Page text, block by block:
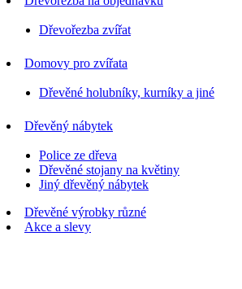
Dřevořezba zvířat
Domovy pro zvířata
Dřevěné holubníky, kurníky a jiné
Dřevěný nábytek
Police ze dřeva
Dřevěné stojany na květiny
Jiný dřevěný nábytek
Dřevěné výrobky různé
Akce a slevy